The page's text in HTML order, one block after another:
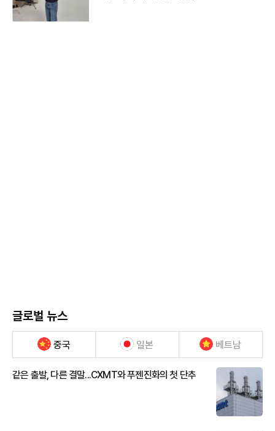
글로벌 뉴스
중국 일본 베트남
같은 출발, 다른 결말...CXMT와 푸젠진화의 첫 단추